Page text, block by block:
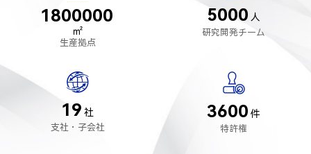
1800000
㎡
生産拠点
5000 人
研究開発チーム
19 社
支社・子会社
3600 件
特許権